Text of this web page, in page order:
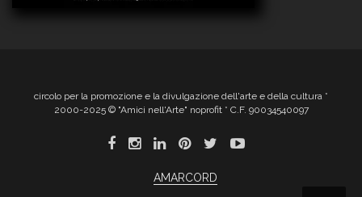
circolo per la promozione e la divulgazione dell'arte e della cultura *
2000-2025 © "Amici nell'Arte" noprofit * C.F. 90034540097
AMARCORD